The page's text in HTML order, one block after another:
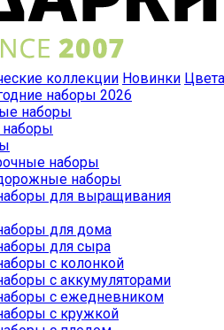
коллекции Новинки Цвета
наборы 2026
наборы
наборы
наборы
наборы
для выращивания
для дома
для сыра
с колонкой
с аккумуляторами
с ежедневником
с кружкой